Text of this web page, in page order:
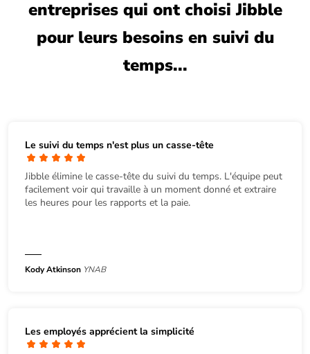
entreprises qui ont choisi Jibble
pour leurs besoins en suivi du
temps...
Le suivi du temps n'est plus un casse-tête
Jibble élimine le casse-tête du suivi du temps. L'équipe peut
facilement voir qui travaille à un moment donné et extraire
les heures pour les rapports et la paie.
Kody Atkinson YNAB
Les employés apprécient la simplicité